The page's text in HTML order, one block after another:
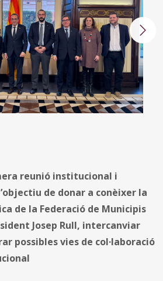
reunió institucional i
de donar a conèixer la
de la Federació de Municipis
Josep Rull, intercanviar
possibles vies de col·laboració